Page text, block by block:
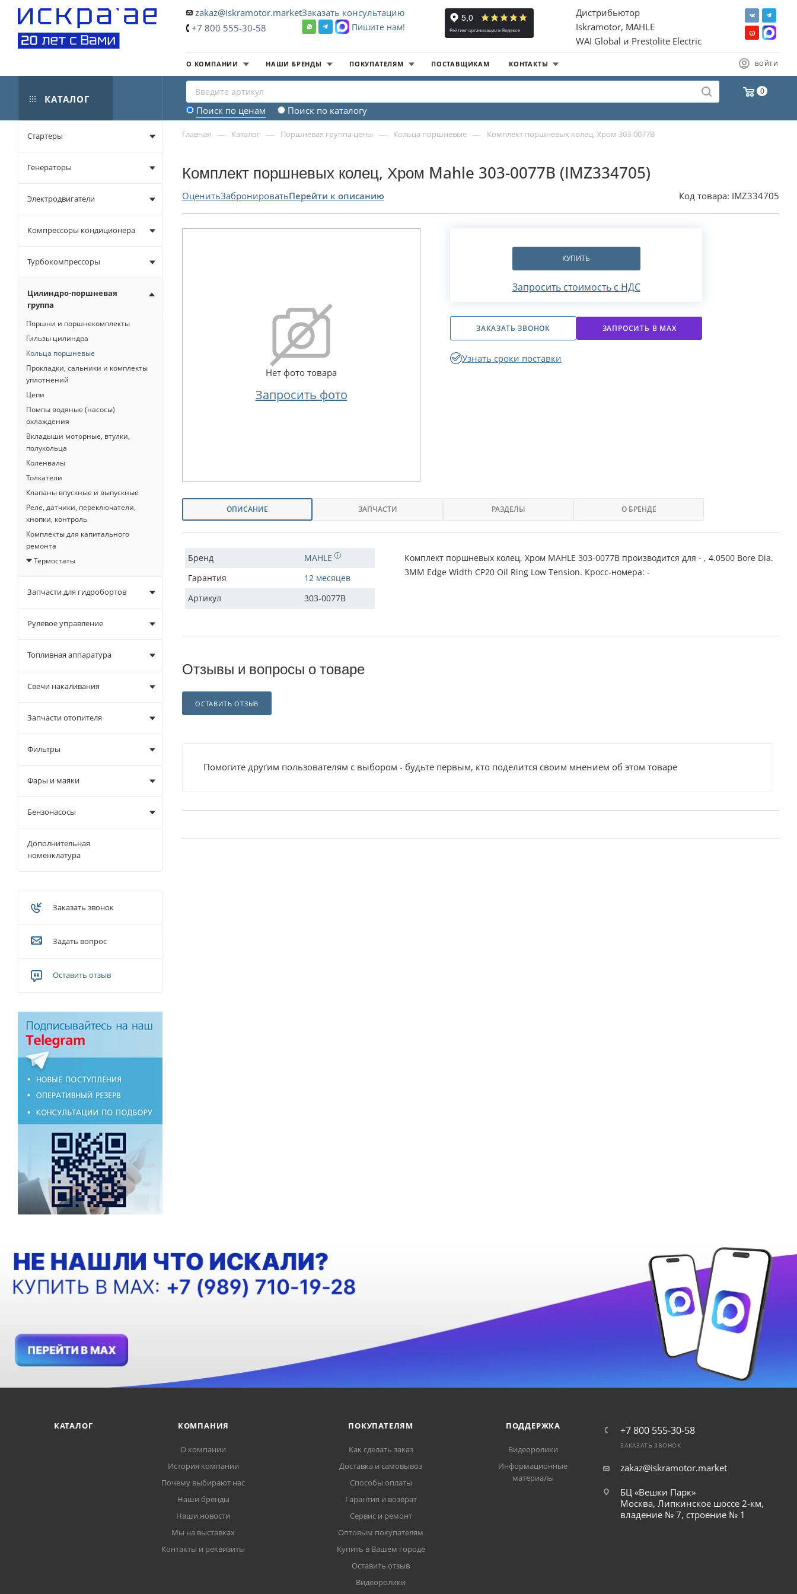
zakaz@iskramotor.market
+7 800 555-30-58
Заказать консультацию
Пишите нам!
Дистрибьютор
Iskramotor, MAHLE
WAI Global и Prestolite Electric
ВОЙТИ
О КОМПАНИИ НАШИ БРЕНДЫ ПОКУПАТЕЛЯМ ПОСТАВЩИКАМ КОНТАКТЫ
0
КАТАЛОГ
Поиск по ценам Поиск по каталогу
Главная — Каталог — Поршневая группа цены — Кольца поршневые — Комплект поршневых колец, Хром 303-0077B
Комплект поршневых колец, Хром Mahle 303-0077B (IMZ334705)
ОценитьЗабронироватьПерейти к описанию Код товара: IMZ334705
Нет фото товара
Запросить фото
КУПИТЬ
Запросить стоимость с НДС
ЗАКАЗАТЬ ЗВОНОК ЗАПРОСИТЬ В МАХ
Узнать сроки поставки
ОПИСАНИЕ ЗАПЧАСТИ РАЗДЕЛЫ О БРЕНДЕ
Бренд
MAHLE
Гарантия
12 месяцев
Артикул
303-0077B
Комплект поршневых колец, Хром MAHLE 303-0077B производится для - , 4.0500 Bore Dia.
3MM Edge Width CP20 Oil Ring Low Tension. Кросс-номера: -
Отзывы и вопросы о товаре
ОСТАВИТЬ ОТЗЫВ
Помогите другим пользователям с выбором - будьте первым, кто поделится своим мнением об этом товаре
Стартеры
Генераторы
Электродвигатели
Компрессоры кондиционера
Турбокомпрессоры
Цилиндро-поршневая
группа
Поршни и поршнекомплекты
Гильзы цилиндра
Кольца поршневые
Прокладки, сальники и комплекты
уплотнений
Цепи
Помпы водяные (насосы)
охлаждения
Вкладыши моторные, втулки,
полукольца
Коленвалы
Толкатели
Клапаны впускные и выпускные
Реле, датчики, переключатели,
кнопки, контроль
Комплекты для капитального
ремонта
Термостаты
Запчасти для гидробортов
Рулевое управление
Топливная аппаратура
Свечи накаливания
Запчасти отопителя
Фильтры
Фары и маяки
Бензонасосы
Дополнительная
номенклатура
Заказать звонок
Задать вопрос
Оставить отзыв
КАТАЛОГ КОМПАНИЯ
О компании
История компании
Почему выбирают нас
Наши бренды
Наши новости
Мы на выставках
Контакты и реквизиты
ПОКУПАТЕЛЯМ
Как сделать заказ
Доставка и самовывоз
Способы оплаты
Гарантия и возврат
Сервис и ремонт
Оптовым покупателям
Купить в Вашем городе
Оставить отзыв
Видеоролики
ПОДДЕРЖКА
Видеоролики
Информационные
материалы
+7 800 555-30-58
ЗАКАЗАТЬ ЗВОНОК
zakaz@iskramotor.market
БЦ «Вешки Парк»
Москва, Липкинское шоссе 2-км,
владение № 7, строение № 1